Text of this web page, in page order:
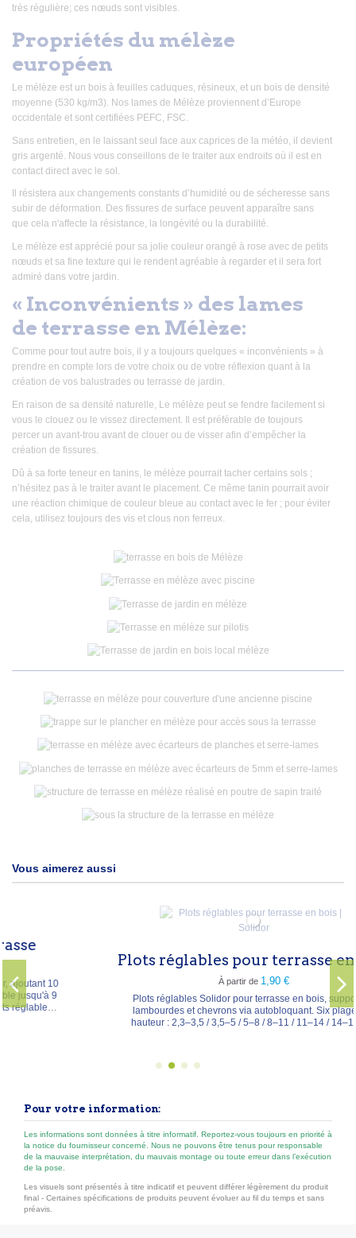
très régulière; ces nœuds sont visibles.
Propriétés du mélèze
européen
Le mélèze est un bois à feuilles caduques, résineux, et un bois de densité
moyenne (530 kg/m3). Nos lames de Mélèze proviennent d’Europe
occidentale et sont certifiées PEFC, FSC.
Sans entretien, en le laissant seul face aux caprices de la météo, il devient
gris argenté. Nous vous conseillons de le traiter aux endroits où il est en
contact direct avec le sol.
Il résistera aux changements constants d’humidité ou de sécheresse sans
subir de déformation. Des fissures de surface peuvent apparaître sans
que cela n'affecte la résistance, la longévité ou la durabilité.
Le mélèze est apprécié pour sa jolie couleur orangé à rose avec de petits
nœuds et sa fine texture qui le rendent agréable à regarder et il sera fort
admiré dans votre jardin.
« Inconvénients » des lames
de terrasse en Mélèze:
Comme pour tout autre bois, il y a toujours quelques « inconvénients » à
prendre en compte lors de votre choix ou de votre réflexion quant à la
création de vos balustrades ou terrasse de jardin.
En raison de sa densité naturelle, Le mélèze peut se fendre facilement si
vous le clouez ou le vissez directement. Il est préférable de toujours
percer un avant-trou avant de clouer ou de visser afin d’empêcher la
création de fissures.
Dû à sa forte teneur en tanins, le mélèze pourrait tacher certains sols ;
n’hésitez pas à le traiter avant le placement. Ce même tanin pourrait avoir
une réaction chimique de couleur bleue au contact avec le fer ; pour éviter
cela, utilisez toujours des vis et clous non ferreux.
Vous aimerez aussi
Plots réglables pour terrasse en bois
À partir de 1,90 €